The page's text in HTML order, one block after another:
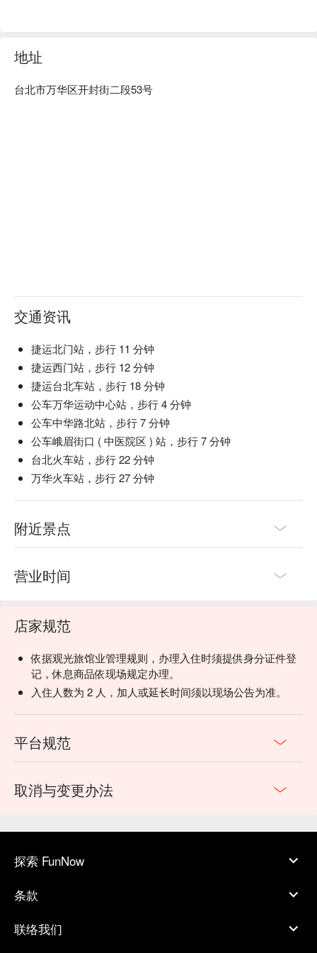
地址
台北市万华区开封街二段53号
交通资讯
捷运北门站，步行 11 分钟
捷运西门站，步行 12 分钟
捷运台北车站，步行 18 分钟
公车万华运动中心站，步行 4 分钟
公车中华路北站，步行 7 分钟
公车峨眉街口 ( 中医院区 ) 站，步行 7 分钟
台北火车站，步行 22 分钟
万华火车站，步行 27 分钟
附近景点
营业时间
店家规范
依据观光旅馆业管理规则，办理入住时须提供身分证件登
记，休息商品依现场规定办理。
入住人数为 2 人，加人或延长时间须以现场公告为准。
平台规范
取消与变更办法
探索 FunNow
条款
联络我们